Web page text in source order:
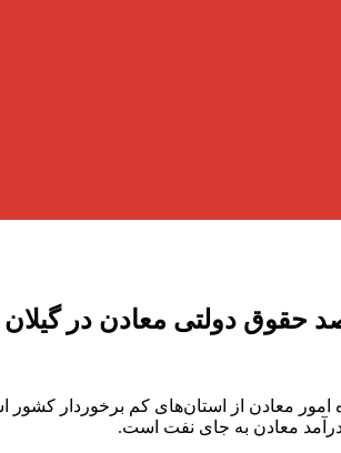
درآمد معادن به جای نفت است.